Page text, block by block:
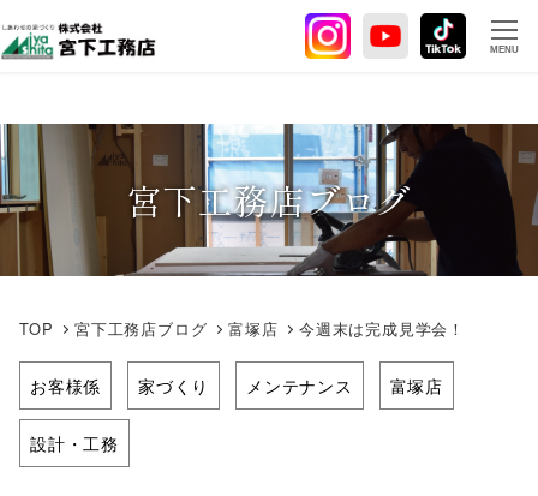
イ
ン
テ
ン
ツ
へ
移
MENU
宮下工務店ブログ
TOP 宮下工務店ブログ 富塚店 今週末は完成見学会！
お客様係 家づくり メンテナンス 富塚店
設計・工務